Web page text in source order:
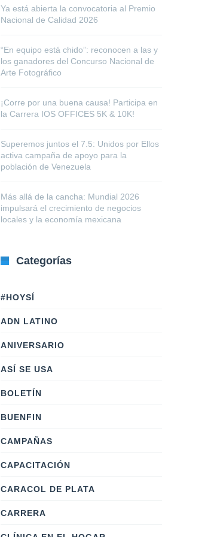
Ya está abierta la convocatoria al Premio
Nacional de Calidad 2026
“En equipo está chido”: reconocen a las y
los ganadores del Concurso Nacional de
Arte Fotográfico
¡Corre por una buena causa! Participa en
la Carrera IOS OFFICES 5K & 10K!
Superemos juntos el 7.5: Unidos por Ellos
activa campaña de apoyo para la
población de Venezuela
Más allá de la cancha: Mundial 2026
impulsará el crecimiento de negocios
locales y la economía mexicana
Categorías
#HOYSÍ
ADN LATINO
ANIVERSARIO
ASÍ SE USA
BOLETÍN
BUENFIN
CAMPAÑAS
CAPACITACIÓN
CARACOL DE PLATA
CARRERA